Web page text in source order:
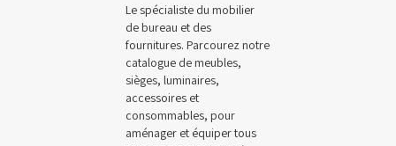
Le spécialiste du mobilier
de bureau et des
fournitures. Parcourez notre
catalogue de meubles,
sièges, luminaires,
accessoires et
consommables, pour
aménager et équiper tous